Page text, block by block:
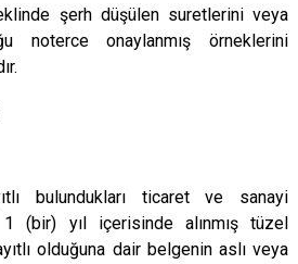
şerh düşülen suretlerini veya
noterce onaylanmış örneklerini
bulundukları ticaret ve sanayi
1 (bir) yıl içerisinde alınmış tüzel
olduğuna dair belgenin aslı veya